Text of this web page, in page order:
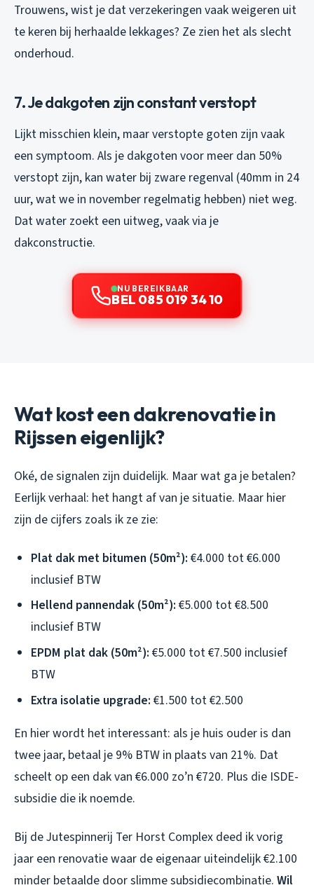
Trouwens, wist je dat verzekeringen vaak weigeren uit
te keren bij herhaalde lekkages? Ze zien het als slecht
onderhoud.
7. Je dakgoten zijn constant verstopt
Lijkt misschien klein, maar verstopte goten zijn vaak
een symptoom. Als je dakgoten voor meer dan 50%
verstopt zijn, kan water bij zware regenval (40mm in 24
uur, wat we in november regelmatig hebben) niet weg.
Dat water zoekt een uitweg, vaak via je
dakconstructie.
NU BEREIKBAAR
BEL 085 019 34 10
Wat kost een dakrenovatie in
Rijssen eigenlijk?
Oké, de signalen zijn duidelijk. Maar wat ga je betalen?
Eerlijk verhaal: het hangt af van je situatie. Maar hier
zijn de cijfers zoals ik ze zie:
Plat dak met bitumen (50m²): €4.000 tot €6.000
inclusief BTW
Hellend pannendak (50m²): €5.000 tot €8.500
inclusief BTW
EPDM plat dak (50m²): €5.000 tot €7.500 inclusief
BTW
Extra isolatie upgrade: €1.500 tot €2.500
En hier wordt het interessant: als je huis ouder is dan
twee jaar, betaal je 9% BTW in plaats van 21%. Dat
scheelt op een dak van €6.000 zo’n €720. Plus die ISDE-
subsidie die ik noemde.
Bij de Jutespinnerij Ter Horst Complex deed ik vorig
jaar een renovatie waar de eigenaar uiteindelijk €2.100
minder betaalde door slimme subsidiecombinatie. Wil